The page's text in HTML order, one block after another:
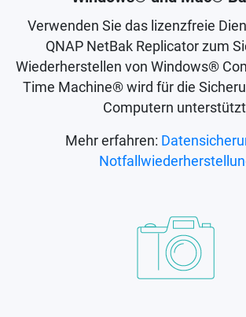
Verwenden Sie das lizenzfreie
QNAP NetBak Replicator zum
Wiederherstellen von Windows®
Time Machine® wird für die
Computern
Mehr erfahren: